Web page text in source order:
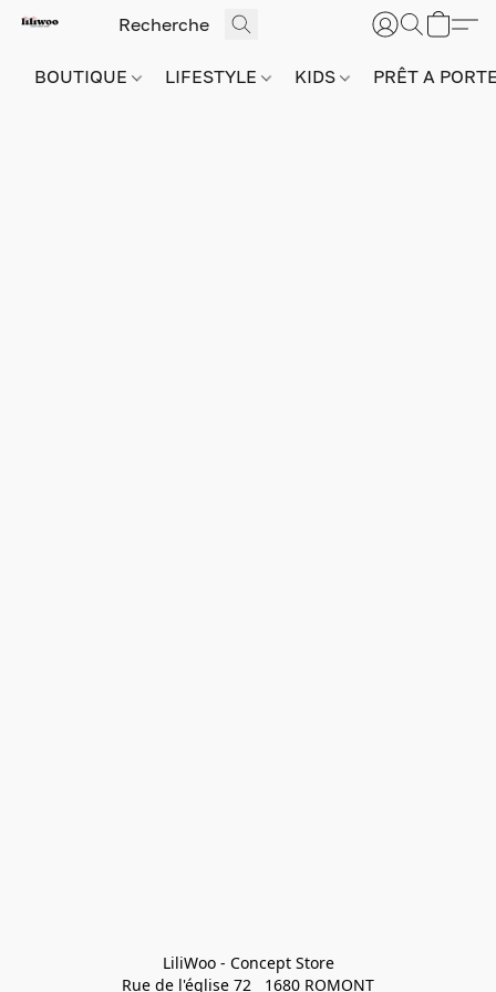
BOUTIQUE LIFESTYLE KIDS PRÊT A
LiliWoo - Concept Store
Rue de l'église 72   1680 ROMONT